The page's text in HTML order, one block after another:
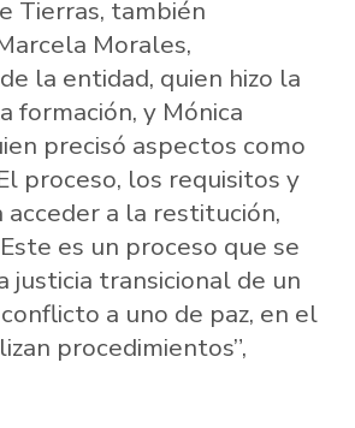
Tierras, también
Morales,
la entidad, quien hizo la
formación, y Mónica
precisó aspectos como
proceso, los requisitos y
a la restitución,
es un proceso que se
justicia transicional de un
a uno de paz, en el
procedimientos”,